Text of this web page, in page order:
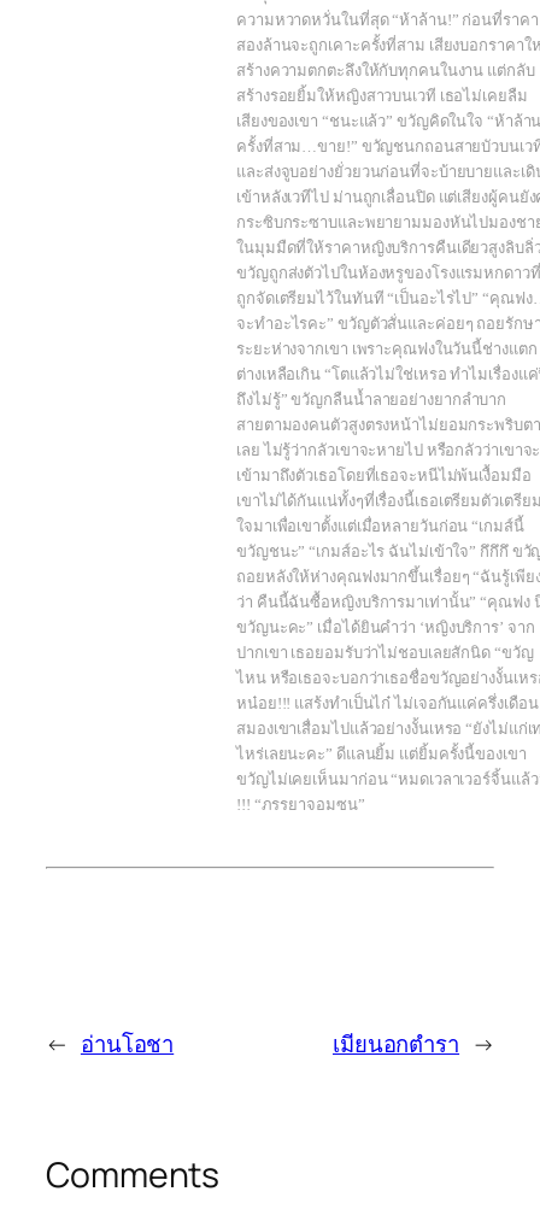
ความหวาดหวั่นในที่สุด “ห้าล้าน!” ก่อนที่ราคา
สองล้านจะถูกเคาะครั้งที่สาม เสียงบอกราคาใ
สร้างความตกตะลึงให้กับทุกคนในงาน แต่กลับ
สร้างรอยยิ้มให้หญิงสาวบนเวที เธอไม่เคยลืม
เสียงของเขา “ชนะแล้ว” ขวัญคิดในใจ “ห้าล้า
ครั้งที่สาม…ขาย!” ขวัญชนกถอนสายบัวบนเว
และส่งจูบอย่างยั่วยวนก่อนที่จะบ้ายบายและเดิ
เข้าหลังเวทีไป ม่านถูกเลื่อนปิด แต่เสียงผู้คนยัง
กระซิบกระซาบและพยายามมองหันไปมองชา
ในมุมมืดที่ให้ราคาหญิงบริการคืนเดียวสูงลิบลิ่
ขวัญถูกส่งตัวไปในห้องหรูของโรงแรมหกดาวที่
ถูกจัดเตรียมไว้ในทันที “เป็นอะไรไป” “คุณฟ
จะทำอะไรคะ” ขวัญตัวสั่นและค่อยๆ ถอยรักษ
ระยะห่างจากเขา เพราะคุณฟงในวันนี้ช่างแตก
ต่างเหลือเกิน “โตแล้วไม่ใช่เหรอ ทำไมเรื่องแ
ถึงไม่รู้” ขวัญกลืนน้ำลายอย่างยากลำบาก
สายตามองคนตัวสูงตรงหน้าไม่ยอมกระพริบตา
เลย ไม่รู้ว่ากลัวเขาจะหายไป หรือกลัวว่าเขาจะ
เข้ามาถึงตัวเธอโดยที่เธอจะหนีไม่พ้นเงื้อมมือ
เขาไม่ได้กันแน่ทั้งๆที่เรื่องนี้เธอเตรียมตัวเตรีย
ใจมาเพื่อเขาตั้งแต่เมื่อหลายวันก่อน “เกมส์นี้
ขวัญชนะ” “เกมส์อะไร ฉันไม่เข้าใจ” กึกึกึ ขวั
ถอยหลังให้ห่างคุณฟงมากขึ้นเรื่อยๆ “ฉันรู้เพีย
ว่า คืนนี้ฉันซื้อหญิงบริการมาเท่านั้น” “คุณฟง
ขวัญนะคะ” เมื่อได้ยินคำว่า ‘หญิงบริการ’ จาก
ปากเขา เธอยอมรับว่าไม่ชอบเลยสักนิด “ขวัญ
ไหน หรือเธอจะบอกว่าเธอชื่อขวัญอย่างงั้นเหร
หน๋อย!!! แสร้งทำเป็นไก๋ ไม่เจอกันแค่ครึ่งเดือน
สมองเขาเสื่อมไปแล้วอย่างงั้นเหรอ “ยังไม่แก่เ
ไหร่เลยนะคะ” ดีแลนยิ้ม แต่ยิ้มครั้งนี้ของเขา
ขวัญไม่เคยเห็นมาก่อน “หมดเวลาเวอร์จิ้นแล้ว
!!! “ภรรยาจอมซน”
← อ่านโอชา เมียนอกตำรา →
Comments